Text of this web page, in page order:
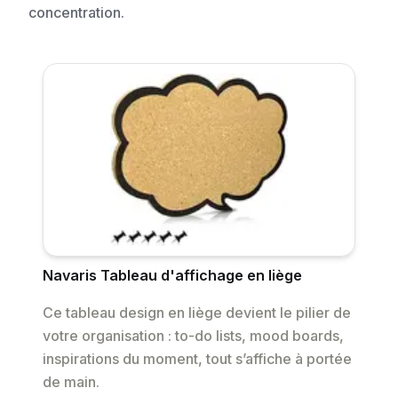
concentration.
Navaris Tableau d'affichage en liège
Ce tableau design en liège devient le pilier de
votre organisation : to-do lists, mood boards,
inspirations du moment, tout s’affiche à portée
de main.